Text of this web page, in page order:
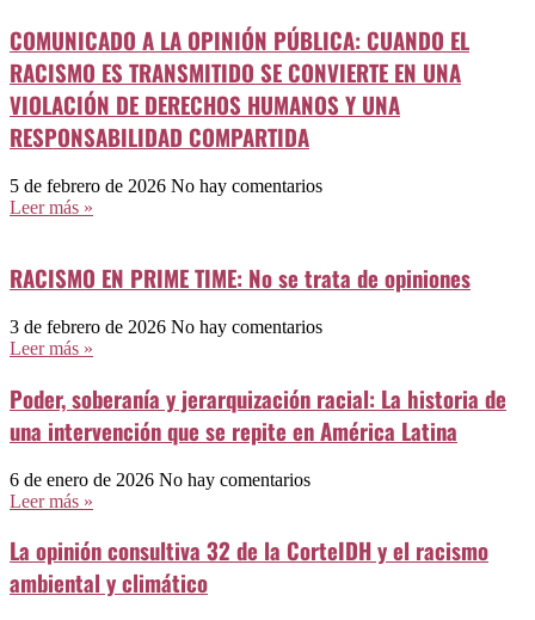
COMUNICADO A LA OPINIÓN PÚBLICA: CUANDO EL
RACISMO ES TRANSMITIDO SE CONVIERTE EN UNA
VIOLACIÓN DE DERECHOS HUMANOS Y UNA
RESPONSABILIDAD COMPARTIDA
5 de febrero de 2026 No hay comentarios
Leer más »
RACISMO EN PRIME TIME: No se trata de opiniones
3 de febrero de 2026 No hay comentarios
Leer más »
Poder, soberanía y jerarquización racial: La historia de
una intervención que se repite en América Latina
6 de enero de 2026 No hay comentarios
Leer más »
La opinión consultiva 32 de la CorteIDH y el racismo
ambiental y climático